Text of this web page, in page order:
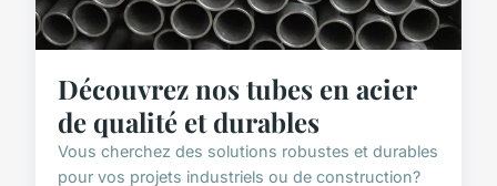
Découvrez nos tubes en acier
de qualité et durables
Vous cherchez des solutions robustes et durables
pour vos projets industriels ou de construction?